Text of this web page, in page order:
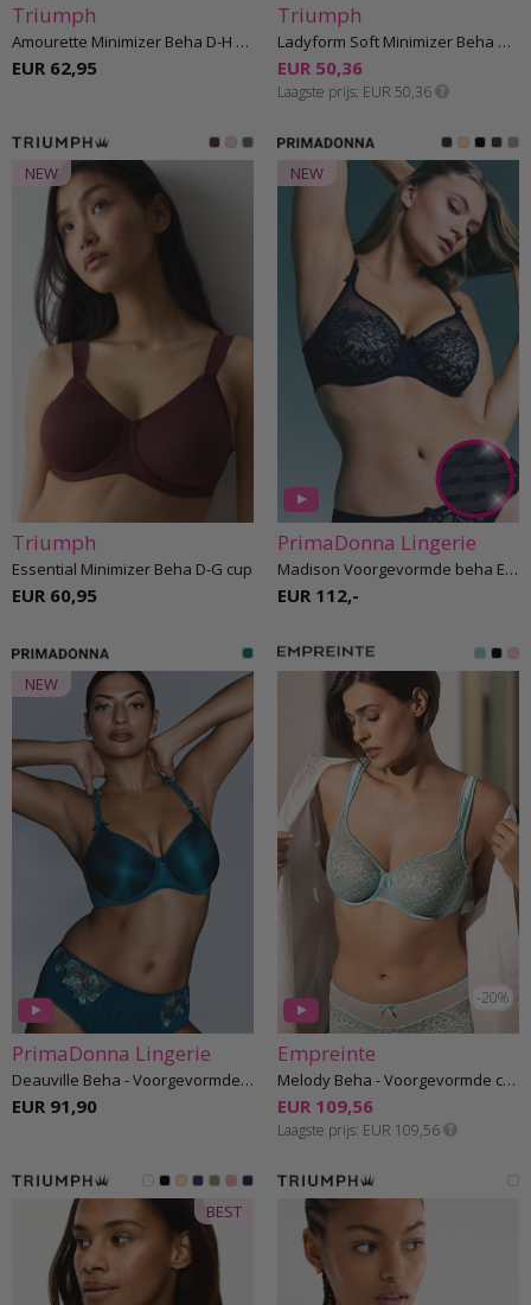
Triumph
Amourette Minimizer Beha D-H cup
EUR 62,95
Triumph
Ladyform Soft Minimizer Beha D-H cup
EUR 50,36
Laagste prijs EUR 50,36
NEW
Triumph
Essential Minimizer Beha D-G cup
EUR 60,95
NEW
PrimaDonna Lingerie
Madison Voorgevormde beha E-H cup
EUR 112,-
NEW
PrimaDonna Lingerie
Deauville Beha - Voorgevormde cups E-H cup
EUR 91,90
-20%
Empreinte
Melody Beha - Voorgevormde cups E-H cup
EUR 109,56
Laagste prijs EUR 109,56
BEST